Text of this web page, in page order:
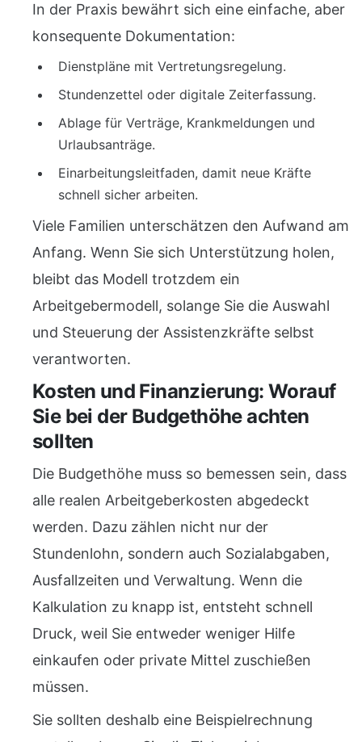
In der Praxis bewährt sich eine einfache, aber
konsequente Dokumentation:
Dienstpläne mit Vertretungsregelung.
Stundenzettel oder digitale Zeiterfassung.
Ablage für Verträge, Krankmeldungen und
Urlaubsanträge.
Einarbeitungsleitfaden, damit neue Kräfte
schnell sicher arbeiten.
Viele Familien unterschätzen den Aufwand am
Anfang. Wenn Sie sich Unterstützung holen,
bleibt das Modell trotzdem ein
Arbeitgebermodell, solange Sie die Auswahl
und Steuerung der Assistenzkräfte selbst
verantworten.
Kosten und Finanzierung: Worauf
Sie bei der Budgethöhe achten
sollten
Die Budgethöhe muss so bemessen sein, dass
alle realen Arbeitgeberkosten abgedeckt
werden. Dazu zählen nicht nur der
Stundenlohn, sondern auch Sozialabgaben,
Ausfallzeiten und Verwaltung. Wenn die
Kalkulation zu knapp ist, entsteht schnell
Druck, weil Sie entweder weniger Hilfe
einkaufen oder private Mittel zuschießen
müssen.
Sie sollten deshalb eine Beispielrechnung